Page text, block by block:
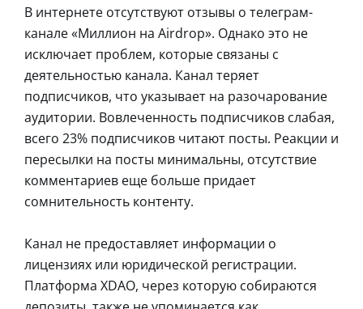
В интернете отсутствуют отзывы о телеграм-
канале «Миллион на Airdrop». Однако это не
исключает проблем, которые связаны с
деятельностью канала. Канал теряет
подписчиков, что указывает на разочарование
аудитории. Вовлеченность подписчиков слабая,
всего 23% подписчиков читают посты. Реакции и
пересылки на посты минимальны, отсутствие
комментариев еще больше придает
сомнительность контенту.
Канал не предоставляет информации о
лицензиях или юридической регистрации.
Платформа XDAO, через которую собираются